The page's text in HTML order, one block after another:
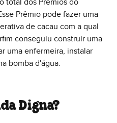
total dos Prêmios do
Prêmio pode fazer uma
de cacau com a qual
conseguiu construir uma
uma enfermeira, instalar
bomba d'água.
Digna?